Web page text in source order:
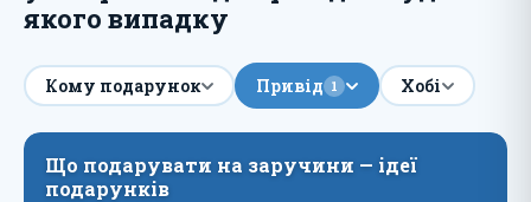
якого випадку
Кому подарунок Привід 1 Хобі
Що подарувати на заручини — ідеї
подарунків